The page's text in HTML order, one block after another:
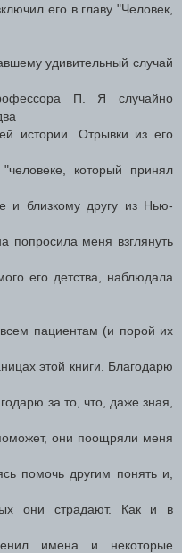
его в главу "Человек,
удивительный случай
П. Я случайно
истории. Отрывки из его
который принял
и близкому другу из Нью-
попросила меня взглянуть
его детства, наблюдала
пациентам (и порой их
этой книги. Благодарю
за то, что, даже зная,
они поощряли меня
помочь другим понять и,
они страдают. Как и в
имена и некоторые